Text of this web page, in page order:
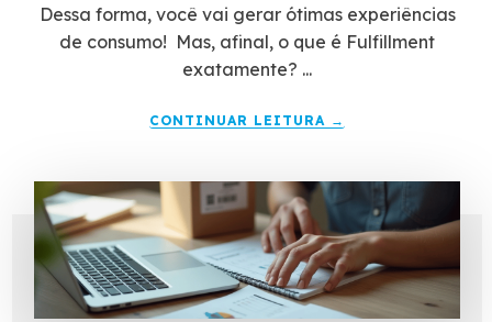
Dessa forma, você vai gerar ótimas experiências
de consumo! Mas, afinal, o que é Fulfillment
exatamente? ...
CONTINUAR LEITURA →